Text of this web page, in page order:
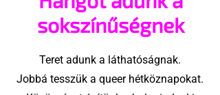
sokszínűségnek
Teret adunk a láthatóságnak.
Jobbá tesszük a queer hétköznapokat.